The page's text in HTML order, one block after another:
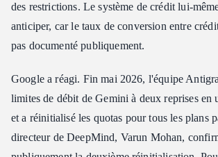
des restrictions. Le système de crédit lui-
anticiper, car le taux de conversion entre
pas documenté publiquement.
Google a réagi. Fin mai 2026, l'équipe
limites de débit de Gemini à deux reprises en
et a réinitialisé les quotas pour tous les plans
directeur de DeepMind, Varun Mohan,